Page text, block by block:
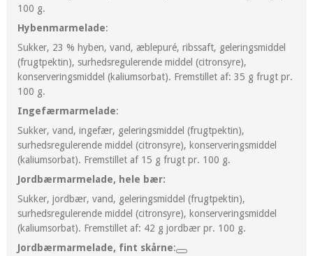
100 g.
Hybenmarmelade:
Sukker, 23 % hyben, vand, æblepuré, ribssaft, geleringsmiddel
(frugtpektin), surhedsregulerende middel (citronsyre),
konserveringsmiddel (kaliumsorbat). Fremstillet af: 35 g frugt pr.
100 g.
Ingefærmarmelade:
Sukker, vand, ingefær, geleringsmiddel (frugtpektin),
surhedsregulerende middel (citronsyre), konserveringsmiddel
(kaliumsorbat). Fremstillet af 15 g frugt pr. 100 g.
Jordbærmarmelade, hele bær:
Sukker, jordbær, vand, geleringsmiddel (frugtpektin),
surhedsregulerende middel (citronsyre), konserveringsmiddel
(kaliumsorbat). Fremstillet af: 42 g jordbær pr. 100 g.
Jordbærmarmelade, fint skårne: